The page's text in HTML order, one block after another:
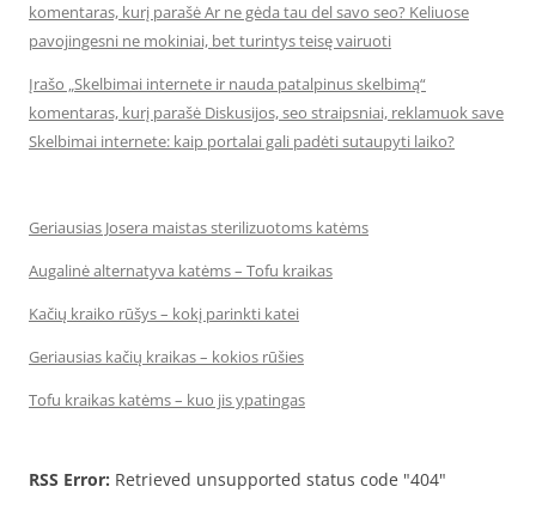
komentaras, kurį parašė Ar ne gėda tau del savo seo? Keliuose
pavojingesni ne mokiniai, bet turintys teisę vairuoti
Įrašo „Skelbimai internete ir nauda patalpinus skelbimą“
komentaras, kurį parašė Diskusijos, seo straipsniai, reklamuok save
Skelbimai internete: kaip portalai gali padėti sutaupyti laiko?
Geriausias Josera maistas sterilizuotoms katėms
Augalinė alternatyva katėms – Tofu kraikas
Kačių kraiko rūšys – kokį parinkti katei
Geriausias kačių kraikas – kokios rūšies
Tofu kraikas katėms – kuo jis ypatingas
RSS Error: Retrieved unsupported status code "404"